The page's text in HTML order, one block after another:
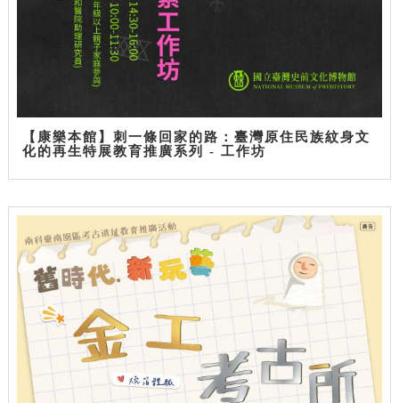
【康樂本館】刺一條回家的路：臺灣原住民族紋身文
化的再生特展教育推廣系列 - 工作坊